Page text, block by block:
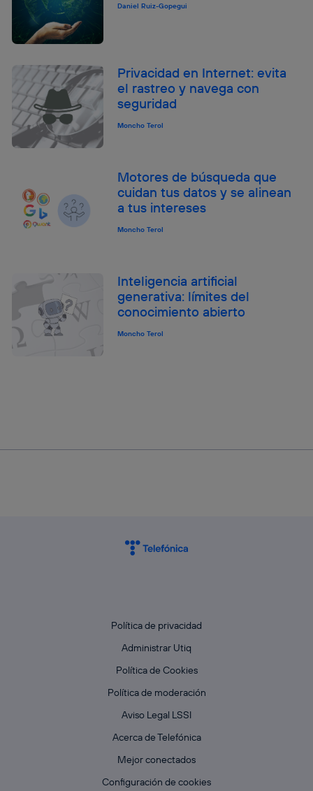
Daniel Ruiz-Gopegui
Privacidad en Internet: evita
el rastreo y navega con
seguridad
Moncho Terol
Motores de búsqueda que
cuidan tus datos y se alinean
a tus intereses
Moncho Terol
Inteligencia artificial
generativa: límites del
conocimiento abierto
Moncho Terol
Política de privacidad
Administrar Utiq
Política de Cookies
Política de moderación
Aviso Legal LSSI
Acerca de Telefónica
Mejor conectados
Configuración de cookies